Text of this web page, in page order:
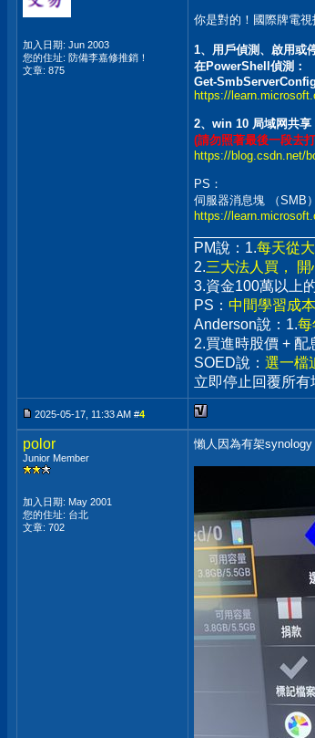
加入日期: Jun 2003
您的住址: 防備李嘉修推銷！
文章: 875
你是對的！國際牌電
1、用戶偵測、啟用或
在PowerShell偵測：
Get-
https://
2、win 10 局域网共
(請勿照著最後一段去
https://blog.csdn.net/
PS：
伺服器消息塊 （SMB
https://
PM說：1.每天從
2.三大法人買，
3.資金100萬以上
PS： 中間學習成
Anderson說：1.每
2.買進時股價 + 配
SOED說： 選一檔
立即停止回覆所
2025-05-17, 11:33 AM #4
polor
Junior Member
加入日期: May 2001
您的住址: 台北
文章: 702
懶人因為有架